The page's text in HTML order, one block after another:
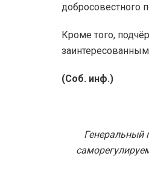
добросовестного
Кроме того,
(Соб. инф.)
Генеральный